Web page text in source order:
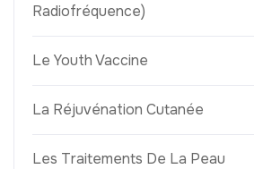
Radiofréquence)
Le Youth Vaccine
La Réjuvénation Cutanée
Les Traitements De La Peau